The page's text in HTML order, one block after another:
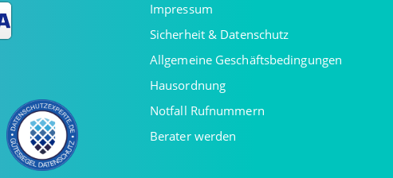
Impressum
Sicherheit & Datenschutz
Allgemeine Geschäftsbedingungen
Hausordnung
Notfall Rufnummern
Berater werden